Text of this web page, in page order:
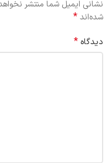
نشانی ایمیل شما منتشر
شده‌اند*
دیدگاه *